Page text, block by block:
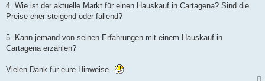
4. Wie ist der aktuelle Markt für einen Hauskauf in Cartagena? Sind die
Preise eher steigend oder fallend?
5. Kann jemand von seinen Erfahrungen mit einem Hauskauf in
Cartagena erzählen?
Vielen Dank für eure Hinweise.